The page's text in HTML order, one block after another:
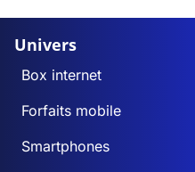
Univers
Box internet
Forfaits mobile
Smartphones